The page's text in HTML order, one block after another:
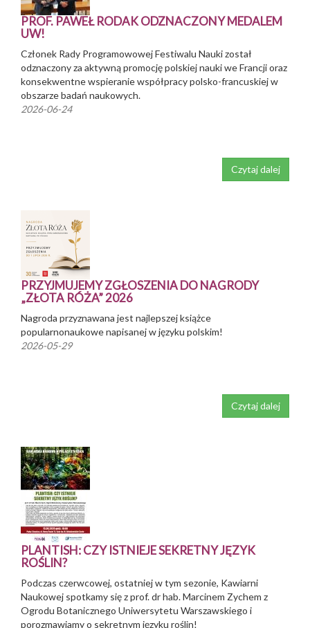
PROF. PAWEŁ RODAK ODZNACZONY MEDALEM
UW!
Członek Rady Programowowej Festiwalu Nauki został
odznaczony za aktywną promocję polskiej nauki we Francji oraz
konsekwentne wspieranie współpracy polsko-francuskiej w
obszarze badań naukowych.
2026-06-24
Czytaj dalej
PRZYJMUJEMY ZGŁOSZENIA DO NAGRODY
„ZŁOTA RÓŻA” 2026
Nagroda przyznawana jest najlepszej książce
popularnonaukowe napisanej w języku polskim!
2026-05-29
Czytaj dalej
PLANTISH: CZY ISTNIEJE SEKRETNY JĘZYK
ROŚLIN?
Podczas czerwcowej, ostatniej w tym sezonie, Kawiarni
Naukowej spotkamy się z prof. dr hab. Marcinem Zychem z
Ogrodu Botanicznego Uniwersytetu Warszawskiego i
porozmawiamy o sekretnym języku roślin!